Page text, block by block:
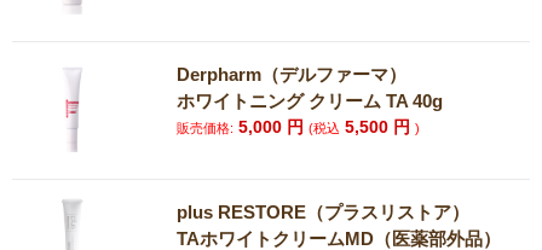
Derpharm（デルファーマ）
ホワイトニング クリーム TA 40g
販売価格: 5,000 円(税込 5,500 円)
plus RESTORE（プラスリストア）
TAホワイトクリームMD（医薬部外品）